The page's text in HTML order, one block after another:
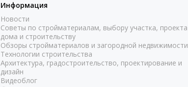
Информация
Новости
Советы по стройматериалам, выбору участка, проекта
дома и строительству
Обзоры стройматериалов и загородной недвижимости
Технологии строительства
Архитектура, градостроительство, проектирование и
дизайн
Видеоблог